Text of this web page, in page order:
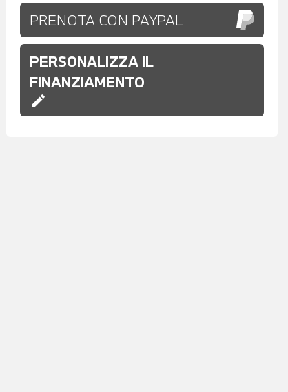
PRENOTA CON PAYPAL
PERSONALIZZA IL
FINANZIAMENTO
edit